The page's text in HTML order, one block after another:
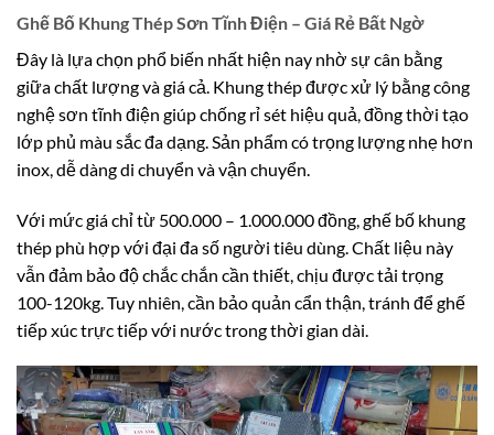
Ghế Bố Khung Thép Sơn Tĩnh Điện – Giá Rẻ Bất Ngờ
Đây là lựa chọn phổ biến nhất hiện nay nhờ sự cân bằng
giữa chất lượng và giá cả. Khung thép được xử lý bằng công
nghệ sơn tĩnh điện giúp chống rỉ sét hiệu quả, đồng thời tạo
lớp phủ màu sắc đa dạng. Sản phẩm có trọng lượng nhẹ hơn
inox, dễ dàng di chuyển và vận chuyển.
Với mức giá chỉ từ 500.000 – 1.000.000 đồng, ghế bố khung
thép phù hợp với đại đa số người tiêu dùng. Chất liệu này
vẫn đảm bảo độ chắc chắn cần thiết, chịu được tải trọng
100-120kg. Tuy nhiên, cần bảo quản cẩn thận, tránh để ghế
tiếp xúc trực tiếp với nước trong thời gian dài.